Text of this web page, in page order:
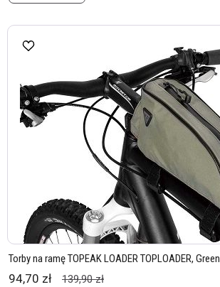
Torby na ramę TOPEAK LOADER TOPLOADER, Green
94,70 zł 139,90 zł